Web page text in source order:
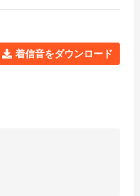
着信音をダウンロード